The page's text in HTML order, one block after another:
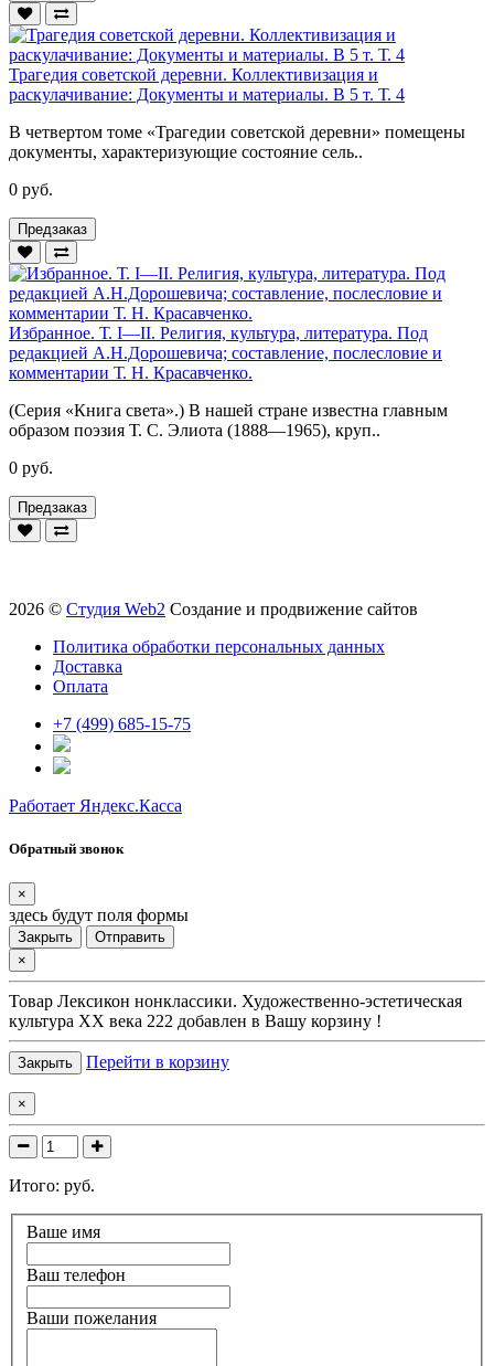
Трагедия советской деревни. Коллективизация и
раскулачивание: Документы и материалы. В 5 т. Т. 4
В четвертом томе «Трагедии советской деревни» помещены
документы, характеризующие состояние сель..
0 руб.
Предзаказ
Избранное. Т. I—II. Религия, культура, литература. Под
редакцией А.Н.Дорошевича; составление, послесловие и
комментарии Т. Н. Красавченко.
(Серия «Книга света».) В нашей стране известна главным
образом поэзия Т. С. Элиота (1888—1965), круп..
0 руб.
Предзаказ
2026 © Студия Web2 Создание и продвижение сайтов
Политика обработки персональных данных
Доставка
Оплата
+7 (499) 685-15-75
Работает Яндекс.Касса
Обратный звонок
×
здесь будут поля формы
Закрыть
Отправить
×
Товар Лексикон нонклассики. Художественно-эстетическая
культура XX века 222 добавлен в Вашу корзину !
Закрыть Перейти в корзину
×
Итого: руб.
Ваше имя
Ваш телефон
Ваши пожелания